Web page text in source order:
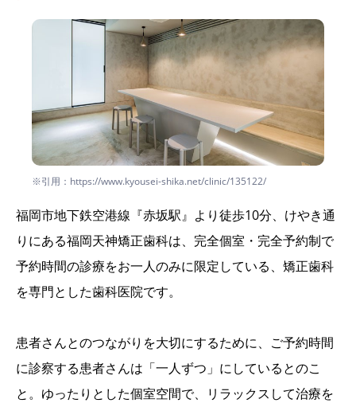
※引用：https://www.kyousei-shika.net/clinic/135122/
福岡市地下鉄空港線『赤坂駅』より徒歩10分、けやき通
りにある福岡天神矯正歯科は、完全個室・完全予約制で
予約時間の診療をお一人のみに限定している、矯正歯科
を専門とした歯科医院です。
患者さんとのつながりを大切にするために、ご予約時間
に診察する患者さんは「一人ずつ」にしているとのこ
と。ゆったりとした個室空間で、リラックスして治療を